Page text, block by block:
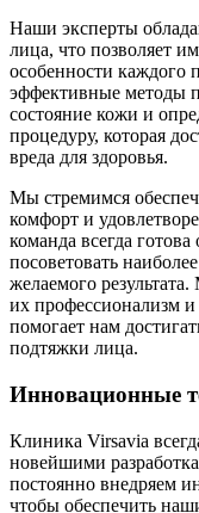
Наши эксперты
лица, что позволяет
особенности каждого
эффективные методы
состояние кожи и
процедуру, которая
вреда для здоровья.
Мы стремимся
комфорт и
команда всегда
посоветовать
желаемого
их профессионализм и
помогает нам
подтяжки лица.
Инновационные
Клиника Virsavia
новейшими
постоянно внедряем
чтобы обеспечить